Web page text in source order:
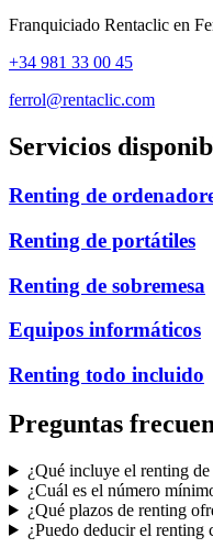
Franquiciado Rentaclic en
+34 981 33 00 45
ferrol@rentaclic.com
Servicios
Renting de
Renting de portátiles
Renting de sobremesa
Equipos informáticos
Renting todo incluido
Preguntas
¿Qué incluye el renting
¿Cuál es el número
¿Qué plazos de renting
¿Puedo deducir el renting